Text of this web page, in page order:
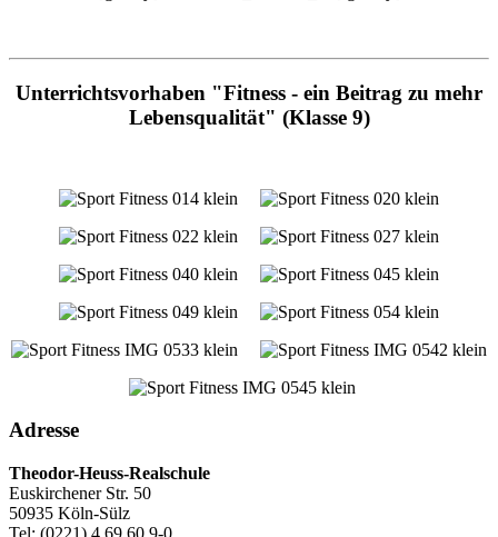
Unterrichtsvorhaben "Fitness - ein Beitrag zu mehr
Lebensqualität" (Klasse 9)
Adresse
Theodor-Heuss-Realschule
Euskirchener Str. 50
50935 Köln-Sülz
Tel: (0221) 4 69 60 9-0